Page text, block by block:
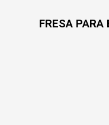
FRESA